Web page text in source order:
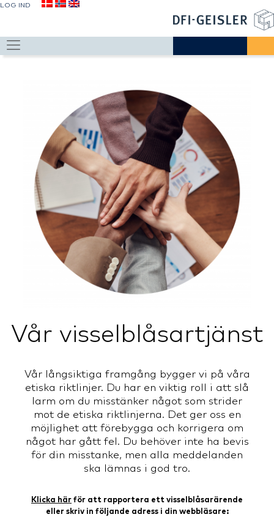
LOG IND
Vår visselblåsartjänst
Vår långsiktiga framgång bygger vi på våra
etiska riktlinjer. Du har en viktig roll i att slå
larm om du misstänker något som strider
mot de etiska riktlinjerna. Det ger oss en
möjlighet att förebygga och korrigera om
något har gått fel. Du behöver inte ha bevis
för din misstanke, men alla meddelanden
ska lämnas i god tro.
Klicka här för att rapportera ett visselblåsarärende
eller skriv in följande adress i din webbläsare: